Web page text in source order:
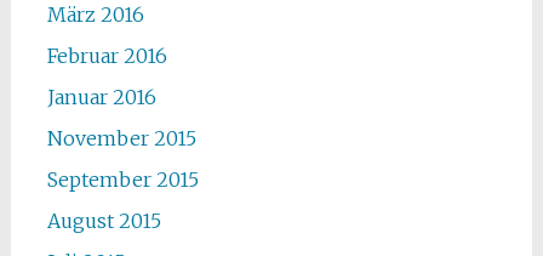
März 2016
Februar 2016
Januar 2016
November 2015
September 2015
August 2015